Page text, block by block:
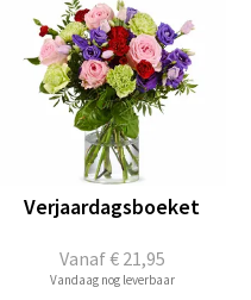
Vanaf€ 21,95
Verjaardagsboeket
Vandaag nog leverbaar